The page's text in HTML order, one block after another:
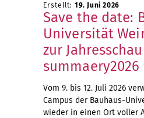
Erstellt: 19. Juni 2026
Save the date:
Universität
zur Jahresschau
summaery2026
Vom 9. bis 12. Juli 2026
Campus der Bauhaus-
wieder in einen Ort voller